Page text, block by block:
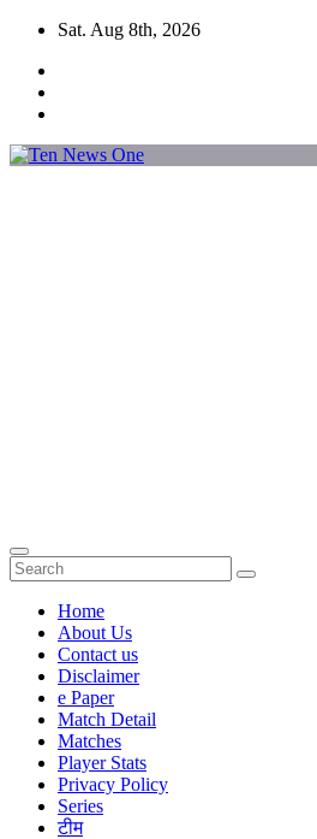
Skip
content
Sat. Aug 8th, 2026
Home
About Us
Contact us
Disclaimer
e Paper
Match Detail
Matches
Player Stats
Privacy Policy
Series
टीम